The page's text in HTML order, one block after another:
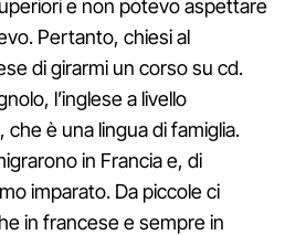
e non potevo aspettare
Pertanto, chiesi al
di girarmi un corso su cd.
l’inglese a livello
è una lingua di famiglia.
in Francia e, di
imparato. Da piccole ci
in francese e sempre in